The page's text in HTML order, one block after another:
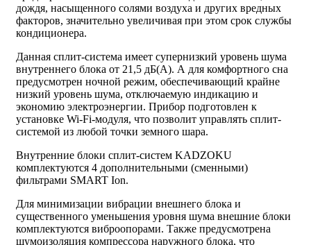
дождя, насыщенного солями воздуха и других вредных
факторов, значительно увеличивая при этом срок службы
кондиционера.
Данная сплит-система имеет супернизкий уровень шума
внутреннего блока от 21,5 дБ(А). А для комфортного сна
предусмотрен ночной режим, обеспечивающий крайне
низкий уровень шума, отключаемую индикацию и
экономию электроэнергии. Прибор подготовлен к
установке Wi-Fi-модуля, что позволит управлять сплит-
системой из любой точки земного шара.
Внутренние блоки сплит-систем KADZOKU
комплектуются 4 дополнительными (сменными)
фильтрами SMART Ion.
Для минимизации вибрации внешнего блока и
существенного уменьшения уровня шума внешние блоки
комплектуются виброопорами. Также предусмотрена
шумоизоляция компрессора наружного блока, что